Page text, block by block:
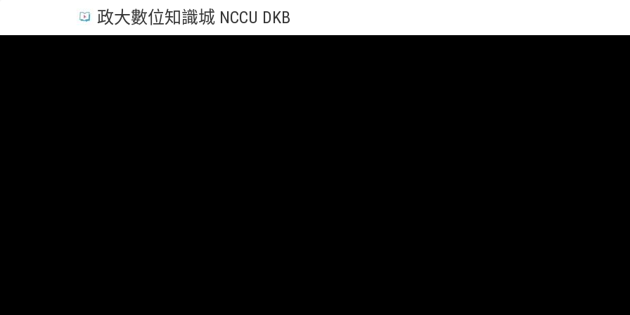
政大數位知識城 NCCU DKB